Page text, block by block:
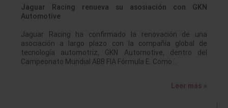
Jaguar Racing renueva su asosiación con GKN
Automotive
Jaguar Racing ha confirmado la renovación de una
asociación a largo plazo con la compañía global de
tecnología automotriz, GKN Automotive, dentro del
Campeonato Mundial ABB FIA Fórmula E. Como…
Leer más »